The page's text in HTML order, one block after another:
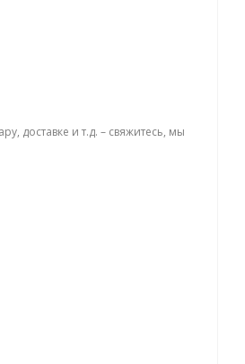
доставке и т.д. – свяжитесь, мы